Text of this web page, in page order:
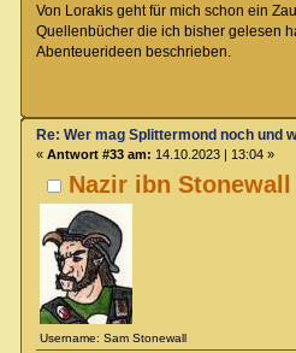
Von Lorakis geht für mich schon ein
Quellenbücher die ich bisher gelesen
Abenteuerideen beschrieben.
Nazir ibn Stonewall
Username: Sam Stonewall
Re: Wer mag Splittermond noch und
« Antwort #33 am: 14.10.2023 | 13:04 »